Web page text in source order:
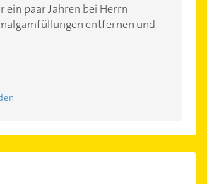
ein paar Jahren bei Herrn
entfernen und